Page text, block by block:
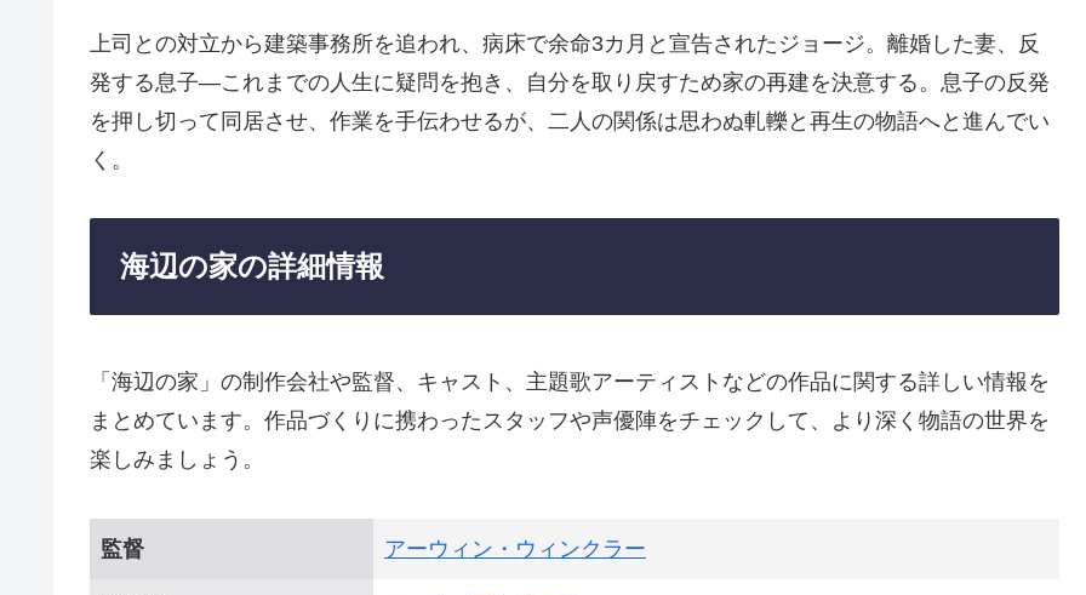
上司との対立から建築事務所を追われ、病床で余命3カ月と宣告されたジョージ。離婚した妻、反
発する息子—これまでの人生に疑問を抱き、自分を取り戻すため家の再建を決意する。息子の反発
を押し切って同居させ、作業を手伝わせるが、二人の関係は思わぬ軋轢と再生の物語へと進んでい
く。
海辺の家の詳細情報
「海辺の家」の制作会社や監督、キャスト、主題歌アーティストなどの作品に関する詳しい情報を
まとめています。作品づくりに携わったスタッフや声優陣をチェックして、より深く物語の世界を
楽しみましょう。
監督 アーウィン・ウィンクラー